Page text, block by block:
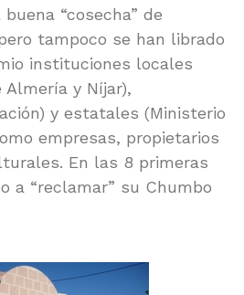
“cosecha” de
tampoco se han librado
instituciones locales
y Níjar),
y estatales (Ministerio
empresas, propietarios
En las 8 primeras
a “reclamar” su Chumbo